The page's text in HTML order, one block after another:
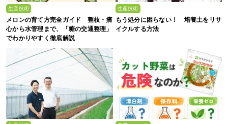
生産技術
メロンの育て方完全ガイド 整枝・摘
心から水管理まで、「糖の交通整理」
でわかりやすく徹底解説
生産技術
もう処分に困らない！ 培養土をリサ
イクルする方法